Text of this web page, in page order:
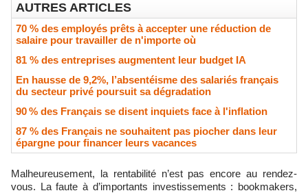
AUTRES ARTICLES
70 % des employés prêts à accepter une réduction de
salaire pour travailler de n'importe où
81 % des entreprises augmentent leur budget IA
En hausse de 9,2%, l’absentéisme des salariés français
du secteur privé poursuit sa dégradation
90 % des Français se disent inquiets face à l'inflation
87 % des Français ne souhaitent pas piocher dans leur
épargne pour financer leurs vacances
Malheureusement, la rentabilité n’est pas encore au rendez-
vous. La faute à d’importants investissements : bookmakers,